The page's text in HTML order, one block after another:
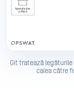
Git tratează
calea către